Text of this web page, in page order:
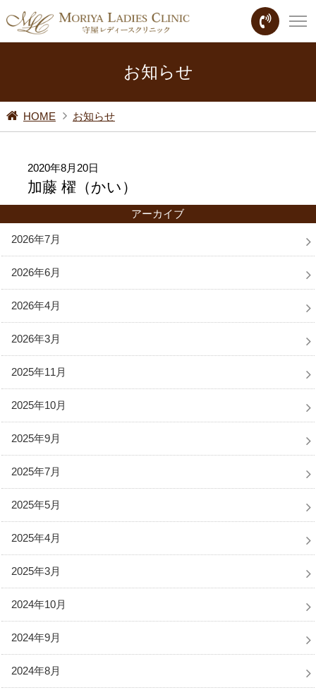
お知らせ
HOME お知らせ
2020年8月20日
加藤 櫂（かい）
アーカイブ
2026年7月
2026年6月
2026年4月
2026年3月
2025年11月
2025年10月
2025年9月
2025年7月
2025年5月
2025年4月
2025年3月
2024年10月
2024年9月
2024年8月